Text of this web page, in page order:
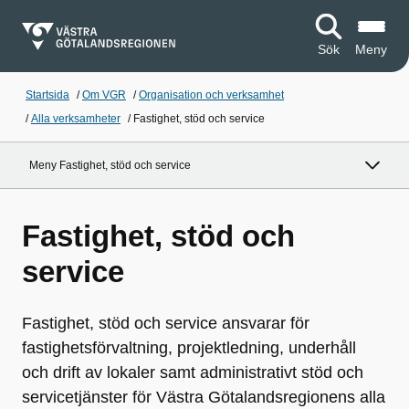
Sök Meny
Startsida /Om VGR /Organisation och verksamhet
/Alla verksamheter / Fastighet, stöd och service
Meny Fastighet, stöd och service
Fastighet, stöd och
service
Fastighet, stöd och service ansvarar för
fastighetsförvaltning, projektledning, underhåll
och drift av lokaler samt administrativt stöd och
servicetjänster för Västra Götalandsregionens alla